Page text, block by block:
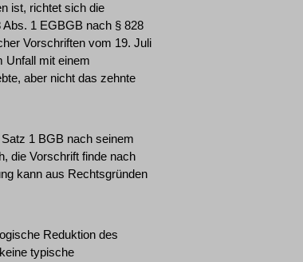
ist, richtet sich die
1 EGBGB nach § 828
Vorschriften vom 19. Juli
Unfall mit einem
aber nicht das zehnte
1 BGB nach seinem
die Vorschrift finde nach
kann aus Rechtsgründen
Reduktion des
typische